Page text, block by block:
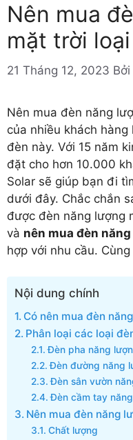
Nên mua
mặt trời
21 Tháng 12, 2023 Bởi
Nên mua đèn năng
của nhiều khách
đèn này. Với 15 năm
đặt cho hơn 10.000
Solar sẽ giúp bạn đi
dưới đây. Chắc chắn
được đèn năng lượng
và nên mua đèn
hợp với nhu cầu.
Nội dung chính
Có nên mua đèn
Phân loại các loại
Đèn pha năng
Đèn đường năng
Đèn sân vườn
Đèn cầm tay
Nên mua đèn năng
Chất lượng